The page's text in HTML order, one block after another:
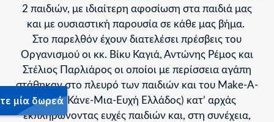
2 παιδιών, με ιδιαίτερη αφοσίωση στα παιδιά μας
και με ουσιαστική παρουσία σε κάθε μας βήμα.
Στο παρελθόν έχουν διατελέσει πρέσβεις του
Οργανισμού οι κκ. Βίκυ Καγιά, Αντώνης Ρέμος και
Στέλιος Παρλιάρος οι οποίοι με περίσσεια αγάπη
στάθηκαν στο πλευρό των παιδιών και του Make-A-
Wish (Κάνε-Μια-Ευχή Ελλάδος) κατ’ αρχάς
εκπληρώνοντας ευχές παιδιών και, στη συνέχεια,